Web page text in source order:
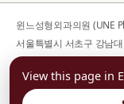
윈느성형외과의원 (UNE
서울특별시 서초구 강남
사업자등록번호 176-44-
대표전화02-599-1888·
평일 10:00-19:00 / 토요
View this page in